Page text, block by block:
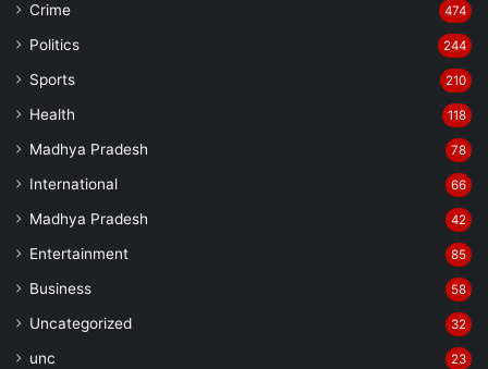
Crime 474
Politics 244
Sports 210
Health 118
Madhya Pradesh 78
International 66
Madhya Pradesh 42
Entertainment 85
Business 58
Uncategorized 32
unc 23